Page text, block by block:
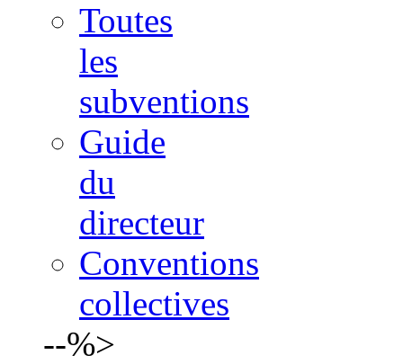
Toutes
les
subventions
Guide
du
directeur
Conventions
collectives
--%>